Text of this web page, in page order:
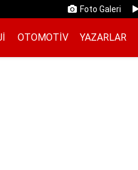
Foto Galeri
OTOMOTIV YAZARLAR